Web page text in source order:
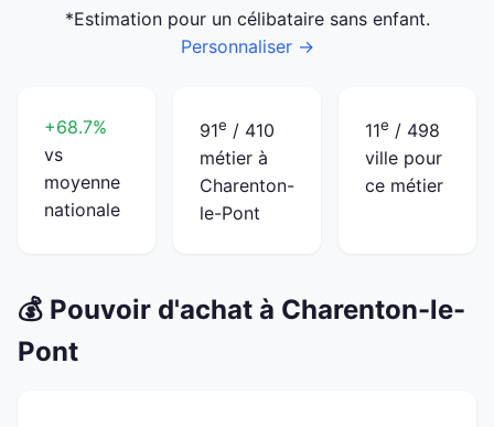
*Estimation pour un célibataire sans enfant.
Personnaliser →
+68.7%
vs
moyenne
nationale
91e / 410
métier à
Charenton-
le-Pont
11e / 498
ville pour
ce métier
💰 Pouvoir d'achat à Charenton-le-
Pont